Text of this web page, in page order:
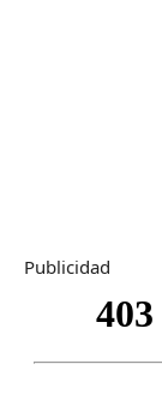
Publicidad